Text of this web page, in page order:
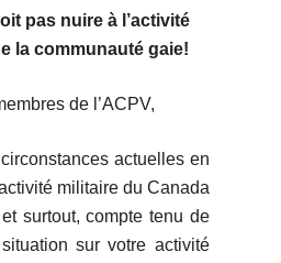
pas nuire à l’activité
la communauté gaie!
de l’ACPV,
actuelles en
militaire du Canada
surtout, compte tenu de
situation sur votre activité